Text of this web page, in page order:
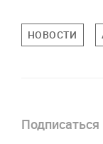
НОВОСТИ
Подписаться